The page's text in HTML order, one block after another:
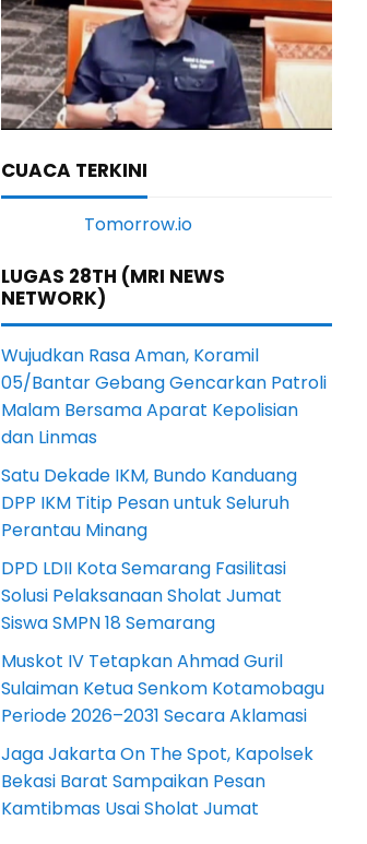
CUACA TERKINI
LUGAS 28TH (MRI NEWS
NETWORK)
Wujudkan Rasa Aman, Koramil
05/Bantar Gebang Gencarkan Patroli
Malam Bersama Aparat Kepolisian
dan Linmas
Satu Dekade IKM, Bundo Kanduang
DPP IKM Titip Pesan untuk Seluruh
Perantau Minang
DPD LDII Kota Semarang Fasilitasi
Solusi Pelaksanaan Sholat Jumat
Siswa SMPN 18 Semarang
Muskot IV Tetapkan Ahmad Guril
Sulaiman Ketua Senkom Kotamobagu
Periode 2026–2031 Secara Aklamasi
Jaga Jakarta On The Spot, Kapolsek
Bekasi Barat Sampaikan Pesan
Kamtibmas Usai Sholat Jumat